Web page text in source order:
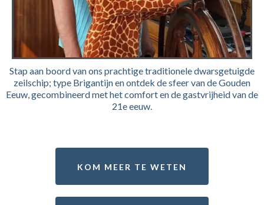
Stap aan boord van ons prachtige traditionele dwarsgetuigde
zeilschip; type Brigantijn en ontdek de sfeer van de Gouden
Eeuw, gecombineerd met het comfort en de gastvrijheid van de
21e eeuw.
KOM MEER TE WETEN